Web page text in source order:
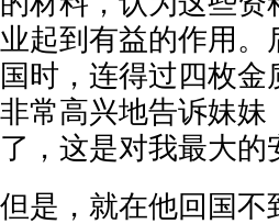
业起到有益的作用
国时，连得过四枚
非常高兴地告诉妹妹
了，这是对我最大的
但是，就在他回国不